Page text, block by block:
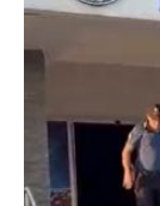
03.08.2026